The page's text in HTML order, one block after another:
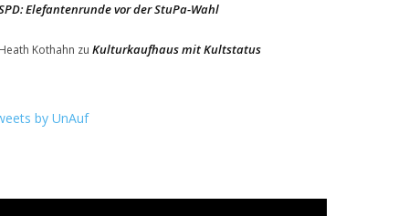
Elefantenrunde vor der StuPa-Wahl
Heath Kothahn zu Kulturkaufhaus mit Kultstatus
by UnAuf